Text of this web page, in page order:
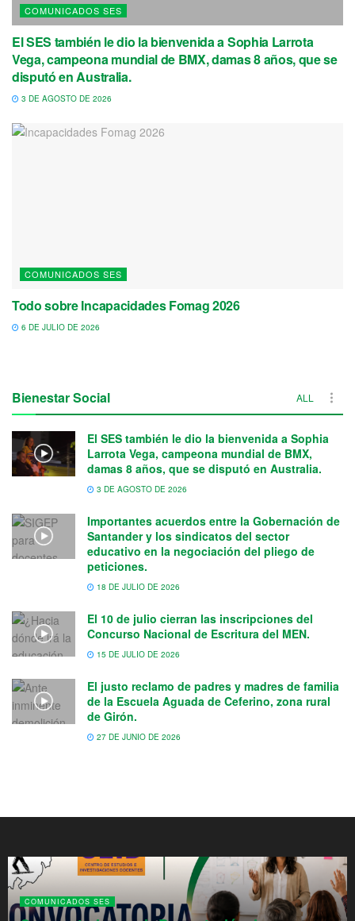
COMUNICADOS SES
El SES también le dio la bienvenida a Sophia Larrota
Vega, campeona mundial de BMX, damas 8 años, que se
disputó en Australia.
3 DE AGOSTO DE 2026
COMUNICADOS SES
Todo sobre Incapacidades Fomag 2026
6 DE JULIO DE 2026
Bienestar Social ALL
El SES también le dio la bienvenida a Sophia
Larrota Vega, campeona mundial de BMX,
damas 8 años, que se disputó en Australia.
3 DE AGOSTO DE 2026
Importantes acuerdos entre la Gobernación de
Santander y los sindicatos del sector
educativo en la negociación del pliego de
peticiones.
18 DE JULIO DE 2026
El 10 de julio cierran las inscripciones del
Concurso Nacional de Escritura del MEN.
15 DE JULIO DE 2026
El justo reclamo de padres y madres de familia
de la Escuela Aguada de Ceferino, zona rural
de Girón.
27 DE JUNIO DE 2026
COMUNICADOS SES